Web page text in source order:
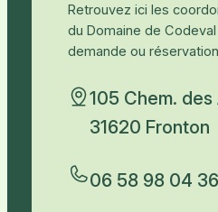
Retrouvez ici les
du Domaine de
demande ou
105 Chem. des
31620 Fronton
06 58 98 04 36